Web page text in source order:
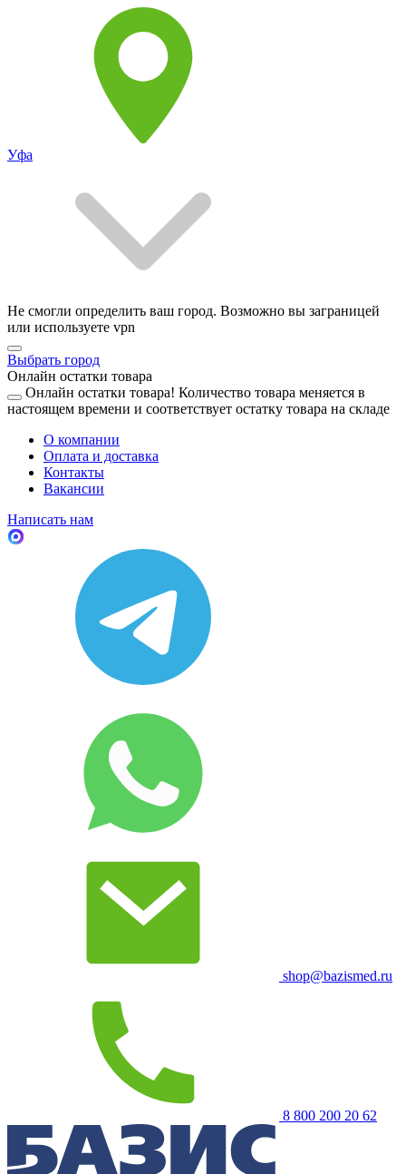
Уфа
Не смогли определить ваш город. Возможно вы заграницей
или используете vpn
Выбрать город
Онлайн остатки товара
Онлайн остатки товара! Количество товара меняется в
настоящем времени и соответствует остатку товара на складе
О компании
Оплата и доставка
Контакты
Вакансии
Написать нам
shop@bazismed.ru
8 800 200 20 62